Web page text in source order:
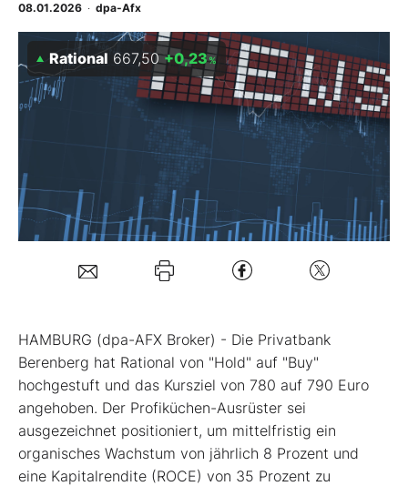
BO-Musterdepots
Experten
Mein Konto
08.01.2026 · dpa-Afx
Rational 667,50 +0,23%
HAMBURG (dpa-AFX Broker) - Die Privatbank
Berenberg hat Rational von "Hold" auf "Buy"
hochgestuft und das Kursziel von 780 auf 790 Euro
angehoben. Der Profiküchen-Ausrüster sei
ausgezeichnet positioniert, um mittelfristig ein
organisches Wachstum von jährlich 8 Prozent und
eine Kapitalrendite (ROCE) von 35 Prozent zu